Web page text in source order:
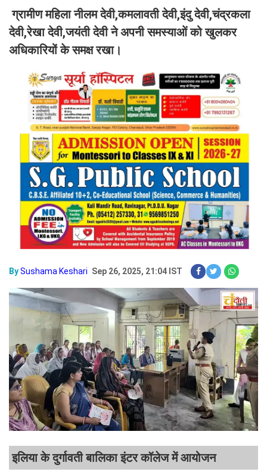
ग्रामीण महिला नीलम देवी,कमलावती देवी,इंदु देवी,चंद्रकला
देवी,रेखा देवी,जयंती देवी ने अपनी समस्याओं को खुलकर
अधिकारियों के समक्ष रखा।
BySushama Keshari Sep 26, 2025, 21:04 IST
इलिया के दुर्गावती बालिका इंटर कॉलेज में आयोजन